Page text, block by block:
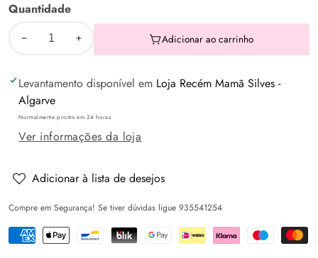
Quantidade
Diminuir
quantidade
de
Babete
com
impermeável
cinza
quantidade
Babete
com
impermeável
cinza
Adicionar ao carrinho
Levantamento disponível em Loja Recém Mamã Silves -
Algarve
Normalmente pronto em 24 horas
Ver informações da loja
Adicionar à lista de desejos
Compre em Segurança! Se tiver dúvidas ligue 935541254